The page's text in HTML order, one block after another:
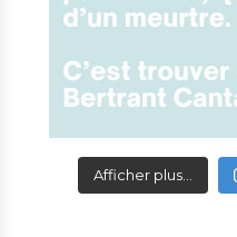
Afficher plus...